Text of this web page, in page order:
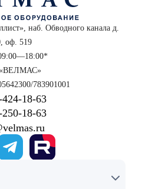
наб. Обводного канала д.
оф. 519
783901001